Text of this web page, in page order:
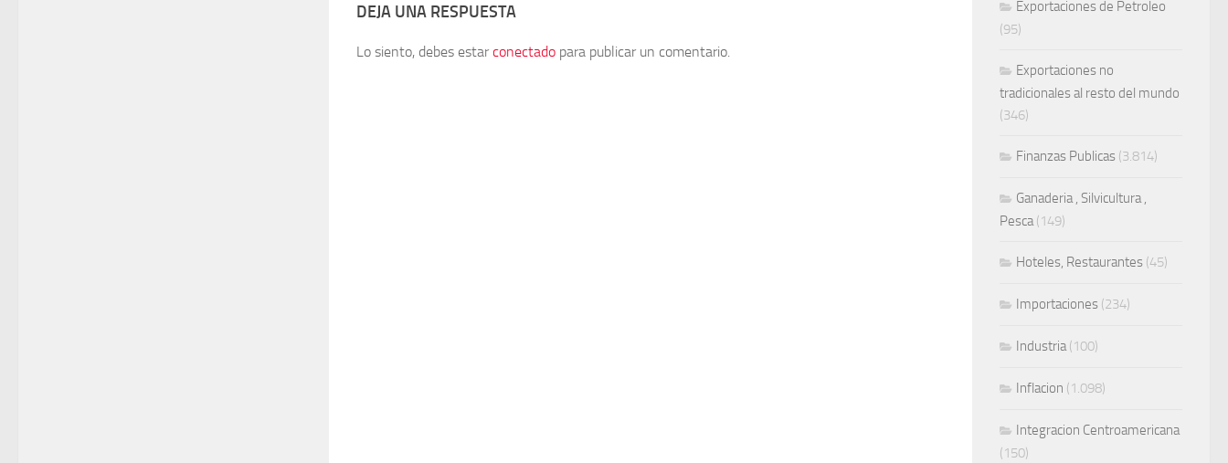
DEJA UNA RESPUESTA
Lo siento, debes estarconectado para publicar un comentario.
Exportaciones de Petroleo
(95)
Exportaciones no
tradicionales al resto del mundo
(346)
Finanzas Publicas (3.814)
Ganaderia , Silvicultura ,
Pesca(149)
Hoteles, Restaurantes (45)
Importaciones (234)
Industria(100)
Inflacion (1.098)
Integracion Centroamericana
(150)